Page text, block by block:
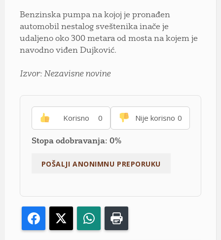
Benzinska pumpa na kojoj je pronađen
automobil nestalog sveštenika inače je
udaljeno oko 300 metara od mosta na kojem je
navodno viđen Dujković.
Izvor: Nezavisne novine
Korisno 0 Nije korisno 0
Stopa odobravanja: 0%
Facebook WhatsApp